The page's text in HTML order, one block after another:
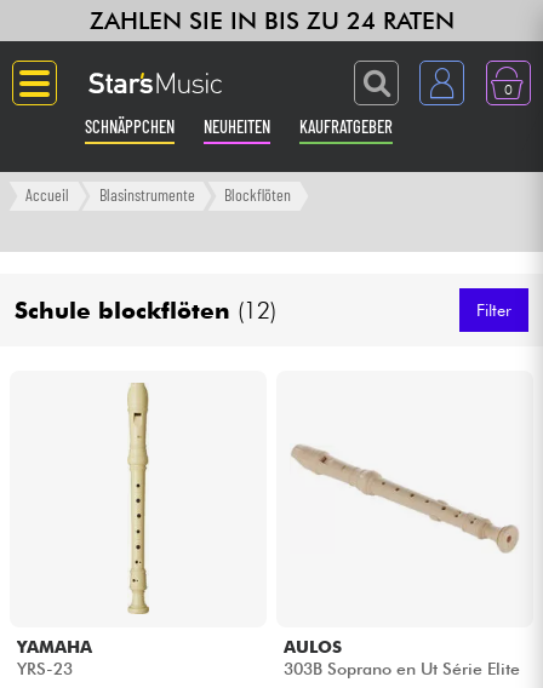
ZAHLEN SIE IN BIS ZU 24 RATEN
0
SCHNÄPPCHEN NEUHEITEN KAUFRATGEBER
Langue
Verstärker & Effekte
Synths & samplers
Studio
Kopfhörer
Accueil Blasinstrumente Blockflöten
Schule blockflöten (12) Filter
YAMAHA
YRS-23
AULOS
303B Soprano en Ut Série Elite